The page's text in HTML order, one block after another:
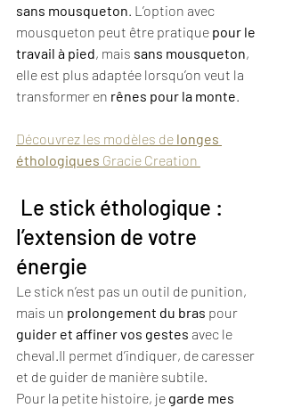
sans mousqueton . L’option avec
mousqueton peut être pratique pour le
travail à pied, mais sans mousqueton,
elle est plus adaptée lorsqu’on veut la
transformer en rênes pour la monte
Découvrez les modèles de longes
éthologiques Gracie Creation
l’extension de votre
énergie
Le stick n’est pas un outil de punition,
mais un prolongement du bras pour
guider et affiner vos gestes avec le
cheval.Il permet d’indiquer, de caresser
et de guider de manière subtile.
Pour la petite histoire, je garde mes